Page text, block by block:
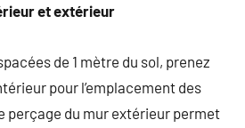
et extérieur
de 1 mètre du sol, prenez
pour l’emplacement des
perçage du mur extérieur permet